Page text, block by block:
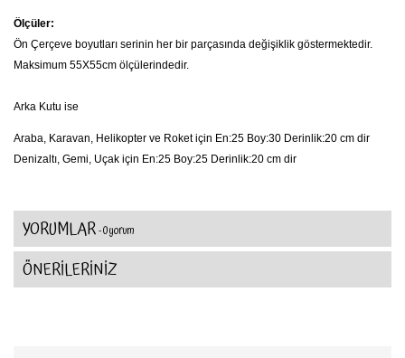
Ölçüler:
Ön Çerçeve boyutları serinin her bir parçasında değişiklik göstermektedir.
Maksimum 55X55cm ölçülerindedir.
Arka Kutu ise
Araba, Karavan, Helikopter ve Roket için En:25 Boy:30 Derinlik:20 cm dir
Denizaltı, Gemi, Uçak için En:25 Boy:25 Derinlik:20 cm dir
YORUMLAR- 0 yorum
ÖNERİLERİNİZ